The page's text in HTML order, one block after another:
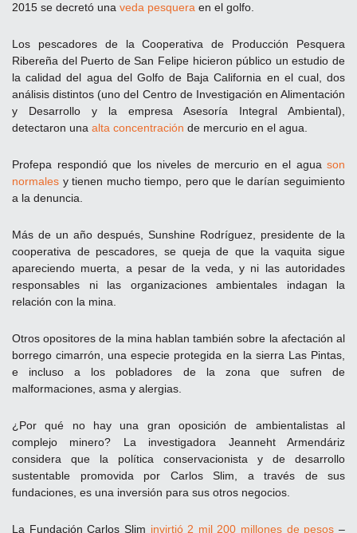
2015 se decretó una veda pesquera en el golfo.
Los pescadores de la Cooperativa de Producción Pesquera
Ribereña del Puerto de San Felipe hicieron público un estudio de
la calidad del agua del Golfo de Baja California en el cual, dos
análisis distintos (uno del Centro de Investigación en Alimentación
y Desarrollo y la empresa Asesoría Integral Ambiental),
detectaron una alta concentración de mercurio en el agua.
Profepa respondió que los niveles de mercurio en el agua son
normales y tienen mucho tiempo, pero que le darían seguimiento
a la denuncia.
Más de un año después, Sunshine Rodríguez, presidente de la
cooperativa de pescadores, se queja de que la vaquita sigue
apareciendo muerta, a pesar de la veda, y ni las autoridades
responsables ni las organizaciones ambientales indagan la
relación con la mina.
Otros opositores de la mina hablan también sobre la afectación al
borrego cimarrón, una especie protegida en la sierra Las Pintas,
e incluso a los pobladores de la zona que sufren de
malformaciones, asma y alergias.
¿Por qué no hay una gran oposición de ambientalistas al
complejo minero? La investigadora Jeanneht Armendáriz
considera que la política conservacionista y de desarrollo
sustentable promovida por Carlos Slim, a través de sus
fundaciones, es una inversión para sus otros negocios.
La Fundación Carlos Slim invirtió 2 mil 200 millones de pesos–